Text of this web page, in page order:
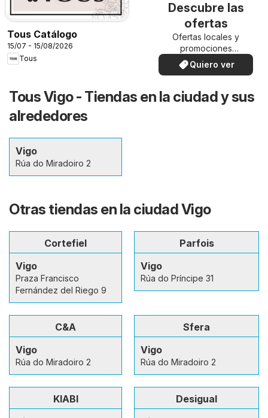
Tous Catálogo
15/07 - 15/08/2026
Tous
Descubre las
ofertas
Ofertas locales y
promociones
especiales.
Quiero ver
Tous Vigo - Tiendas en la ciudad y sus
alrededores
Vigo
Rúa do Miradoiro 2
Otras tiendas en la ciudad Vigo
Cortefiel
Vigo
Praza Francisco
Fernández del Riego 9
Parfois
Vigo
Rúa do Príncipe 31
C&A
Vigo
Rúa do Miradoiro 2
Sfera
Vigo
Rúa do Miradoiro 2
KIABI
Desigual